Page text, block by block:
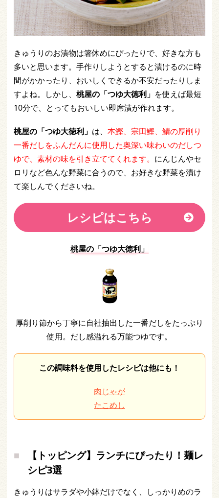
きゅうりのお漬物は箸休めにぴったりで、好きな方も
多いと思います。手作りしようとすると漬けるのに時
間がかかったり、おいしくできるか不安だったりしま
すよね。しかし、 桃屋の「つゆ大徳利」 を使えば最短
10分で、とってもおいしい即席漬が作れます。
桃屋の「つゆ大徳利」 は、 本鰹、宗田鰹、鯖の厚削り
一番だしをふんだんに使用した奥深い味わいのだしつ
ゆで、素材の味を引き立ててくれます。 にんじんやセ
ロリなど色んな野菜に合うので、お好きな野菜を漬け
て楽しんでくださいね。
レシピはこちら
桃屋の「つゆ大徳利 」
厚削り節から丁寧に自社抽出した一番だしをたっぷり
使用。だし感溢れる万能つゆです。
この調味料を使用したレシピは他にも！
肉じゃが
たこめし
【トッピング】ランチにぴったり！麺レ
シピ3選
きゅうりはサラダや小鉢だけでなく、しっかりめのラ